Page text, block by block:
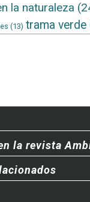
la naturaleza
(13) trama verde
la revista